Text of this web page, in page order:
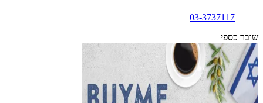
03-3737117
שובר כספי